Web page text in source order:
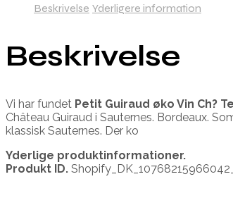
Beskrivelse Yderligere information
Beskrivelse
Vi har fundet Petit Guiraud øko Vin Ch?
Château Guiraud i Sauternes. Bordeaux.
klassisk Sauternes. Der ko
Yderlige produktinformationer.
Produkt ID.